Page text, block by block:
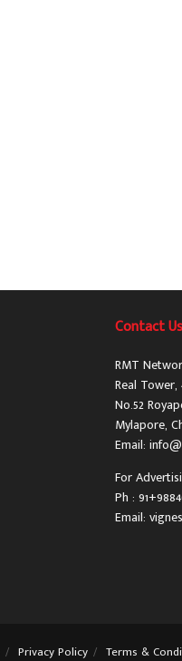
Contact Us
RMT
Real
No.52
Mylapore,
Email:
For
Ph :
Email:
Privacy Policy Terms &